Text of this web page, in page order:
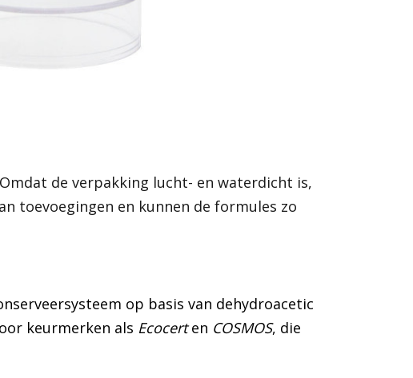
de verpakking lucht- en waterdicht is,
toevoegingen en kunnen de formules zo
op basis van dehydroacetic
keurmerken als Ecocerten COSMOS, die